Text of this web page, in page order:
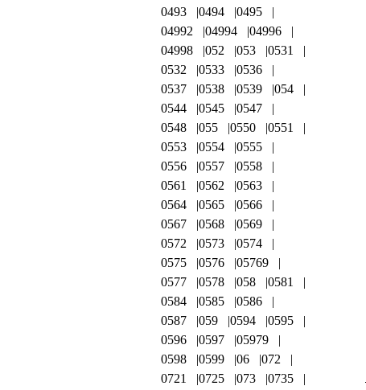
0493
0494
0495
04992
04994
04996
04998
052 053
0531
0532
0533
0536
0537
0538 0539
054
0544
0545
0547
0548
055 0550
0551
0553
0554
0555
0556
0557
0558
0561
0562
0563
0564
0565
0566
0567
0568
0569
0572
0573
0574
0575
0576
05769
0577
0578 058
0581
0584
0585
0586
0587
059 0594
0595
0596
0597
05979
0598
0599 06
072
0721
0725 073
0735